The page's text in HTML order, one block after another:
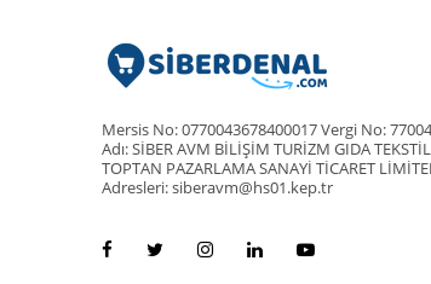
Mersis No: 0770043678400017 Vergi No:
Adı: SİBER AVM BİLİŞİM TURİZM GIDA
TOPTAN PAZARLAMA SANAYİ TİCARET
Adresleri: siberavm@hs01.kep.tr